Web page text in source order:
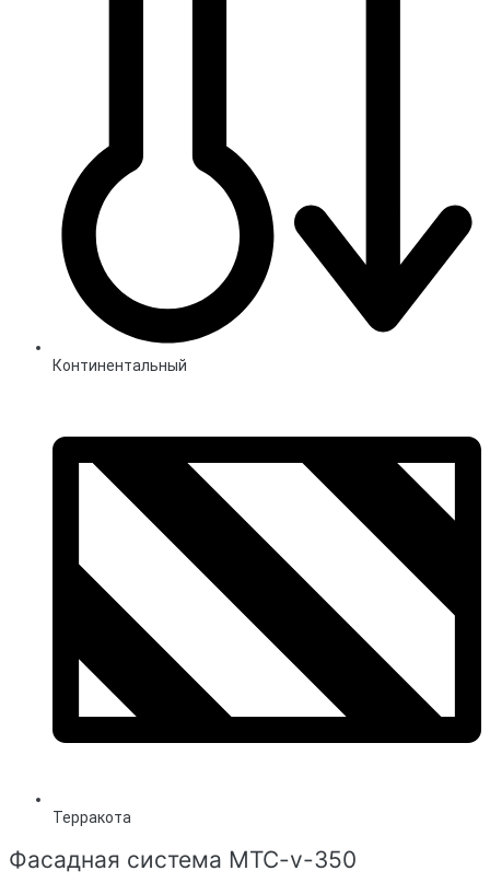
Континентальный
Терракота
Фасадная система MTC-v-350